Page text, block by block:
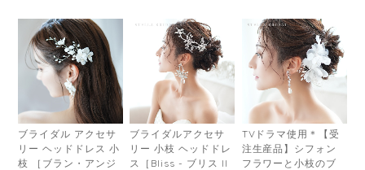
ブライダル アクセサ
リー ヘッドドレス 小
枝 ［ブラン・アンジ
ブライダルアクセサ
リー 小枝 ヘッドドレ
ス［Bliss - ブリス II
TVドラマ使用＊【受
注生産品】シフォン
フラワーと小枝のブ